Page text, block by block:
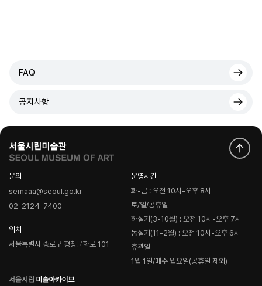
FAQ
공지사항
문의
semaaa@seoul.go.kr
02-2124-7400
위치
서울특별시 종로구 평창문화로 101
운영시간
화-금 : 오전 10시-오후 8시
토/일/공휴일
하절기(3-10월) : 오전 10시-오후 7시
동절기(11-2월) : 오전 10시-오후 6시
휴관일
1월 1일/매주 월요일(공휴일 제외)
로
고